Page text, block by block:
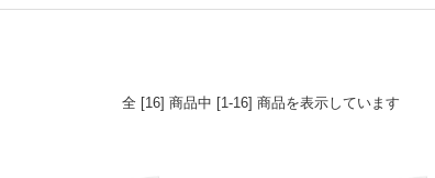
全 [16] 商品中 [1-16] 商品を表示しています